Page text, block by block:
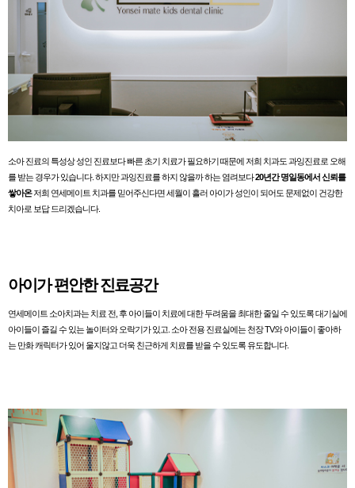
소아 진료의 특성상 성인 진료보다 빠른 초기 치료가 필요하기 때문에 저희 치과도 과잉진료로 오해
를 받는 경우가 있습니다. 하지만 과잉진료를 하지 않을까 하는 염려보다20년간 명일동에서 신뢰를
쌓아온저희 연세메이트 치과를 믿어주신다면 세월이 흘러 아이가 성인이 되어도 문제없이 건강한
치아로 보답 드리겠습니다.
아이가 편안한 진료공간
연세메이트 소아치과는 치료 전, 후 아이들이 치료에 대한 두려움을 최대한 줄일 수 있도록 대기실에
아이들이 즐길 수 있는 놀이터와 오락기가 있고. 소아 전용 진료실에는 천장 TV와 아이들이 좋아하
는 만화 캐릭터가 있어 울지않고 더욱 친근하게 치료를 받을 수 있도록 유도합니다.